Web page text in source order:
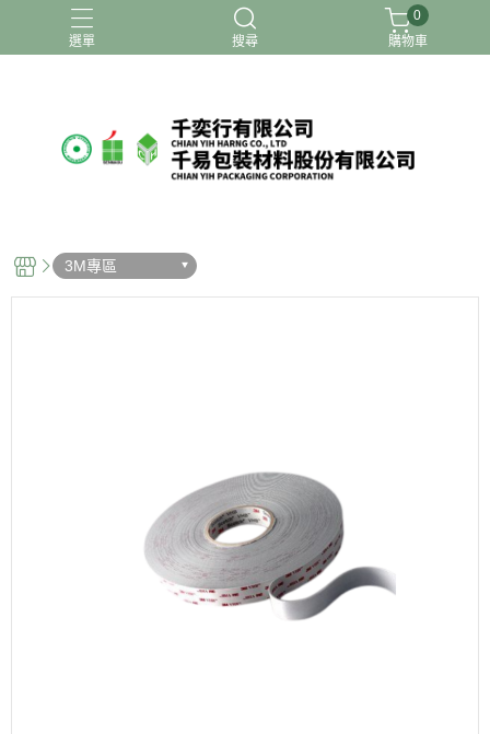
選單 搜尋
0
購物車
3M專區